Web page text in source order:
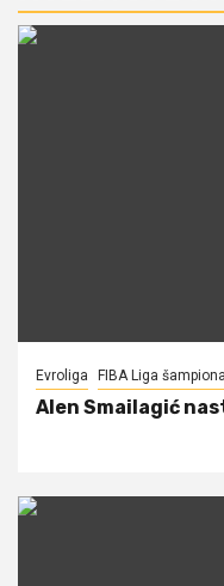
Evroliga FIBA Liga šampiona
Alen Smailagić